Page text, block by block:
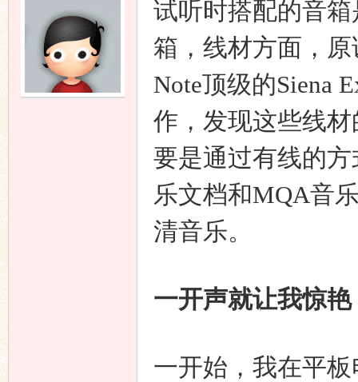
试听时搭配的音箱
箱，线材方面，
Note顶级的Siena
作，发现这些线
要是通过有线的
乐文档和MQA音
清音乐。
一开声就让我惊艳
一开始，我在平